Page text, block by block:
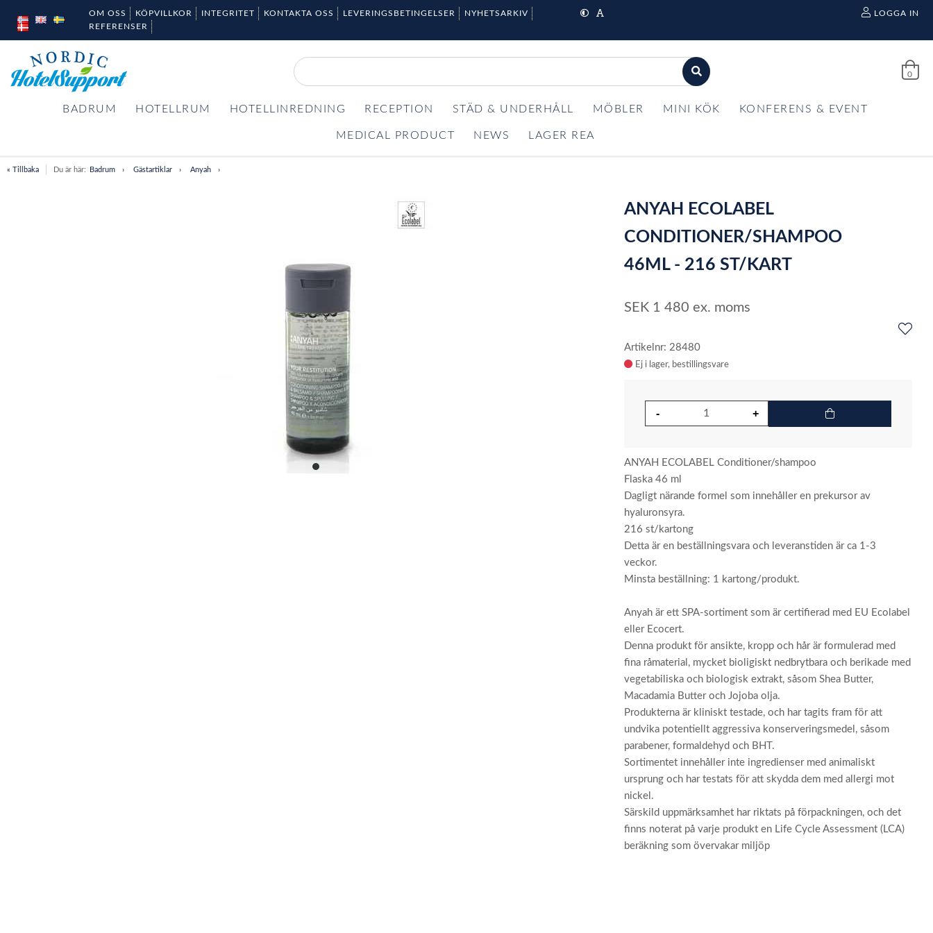
OM OSS KÖPVILLKOR INTEGRITET KONTAKTA OSS LEVERINGSBETINGELSER
NYHETSARKIV
REFERENSER
LOGGA IN
0
BADRUM HOTELLRUM HOTELLINREDNING RECEPTION STÄD & UNDERHÅLL MÖBLER MINI KÖK KONFERENS & EVENT
MEDICAL PRODUCT NEWS LAGER REA
« Tillbaka Du är här: Badrum Gästartiklar Anyah
item
ANYAH ECOLABEL
CONDITIONER/SHAMPOO
46ML - 216 ST/KART
SEK 1 480 ex. moms
Artikelnr: 28480
Ej i lager
ANYAH ECOLABEL Conditioner/shampoo
Flaska 46 ml
Dagligt närande formel som innehåller en prekursor av
hyaluronsyra.
216 st/kartong
Detta är en beställningsvara och leveranstiden är ca 1-3
veckor.
Minsta beställning: 1 kartong/produkt.
Anyah är ett SPA-sortiment som är certifierad med EU Ecolabel
eller Ecocert.
Denna produkt för ansikte, kropp och hår är formulerad med
fina råmaterial, mycket bioligiskt nedbrytbara och berikade med
vegetabiliska och biologisk extrakt, såsom Shea Butter,
Macadamia Butter och Jojoba olja.
Produkterna är kliniskt testade, och har tagits fram för att
undvika potentiellt aggressiva konserveringsmedel, såsom
parabener, formaldehyd och BHT.
Sortimentet innehåller inte ingredienser med animaliskt
ursprung och har testats för att skydda dem med allergi mot
nickel.
Särskild uppmärksamhet har riktats på förpackningen, och det
finns noterat på varje produkt en Life Cycle Assessment (LCA)
beräkning som övervakar miljöp